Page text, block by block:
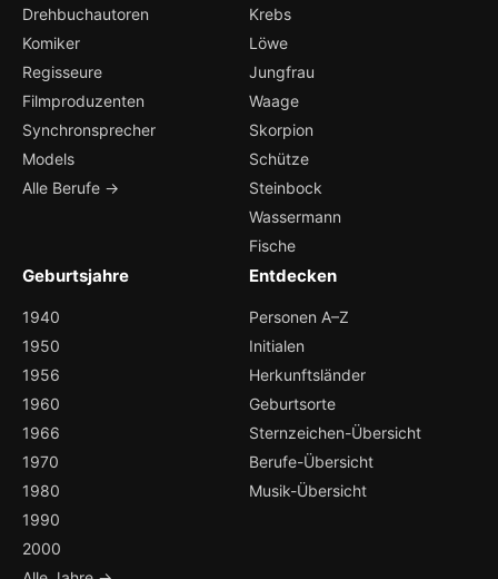
Drehbuchautoren
Komiker
Regisseure
Filmproduzenten
Synchronsprecher
Models
Alle Berufe →
Krebs
Löwe
Jungfrau
Waage
Skorpion
Schütze
Steinbock
Wassermann
Fische
Geburtsjahre
1940
1950
1956
1960
1966
1970
1980
1990
2000
Entdecken
Personen A–Z
Initialen
Herkunftsländer
Geburtsorte
Sternzeichen-Übersicht
Berufe-Übersicht
Musik-Übersicht